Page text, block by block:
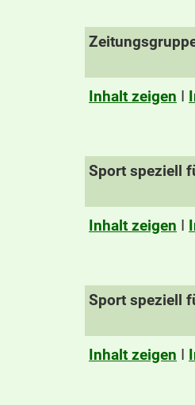
Inhalt zeigen I
Sport speziell
Inhalt zeigen I
Sport speziell
Inhalt zeigen I